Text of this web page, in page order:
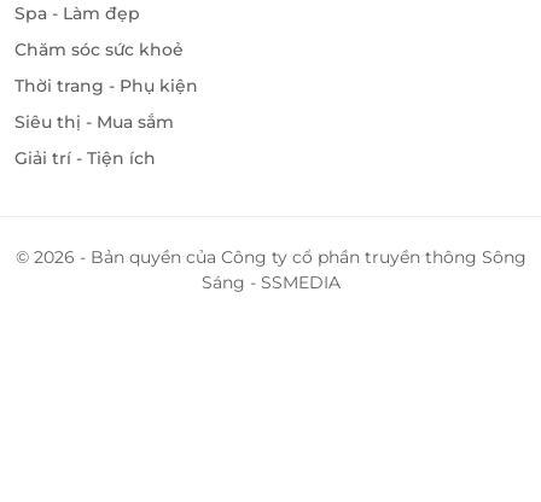
Spa - Làm đẹp
Chăm sóc sức khoẻ
Thời trang - Phụ kiện
Siêu thị - Mua sắm
Giải trí - Tiện ích
© 2026 - Bản quyền của Công ty cổ phần truyền thông Sông
Sáng - SSMEDIA